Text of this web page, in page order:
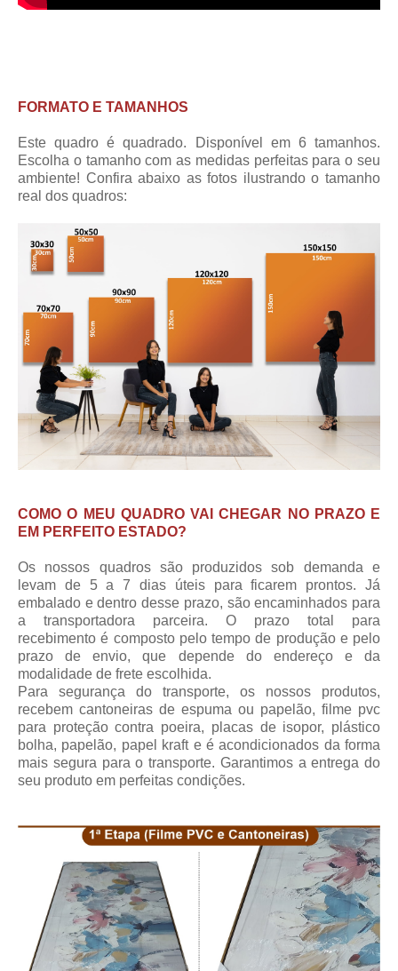
FORMATO E TAMANHOS
Este quadro é quadrado. Disponível em 6 tamanhos.
Escolha o tamanho com as medidas perfeitas para o seu
ambiente! Confira abaixo as fotos ilustrando o tamanho
real dos quadros:
COMO O MEU QUADRO VAI CHEGAR NO PRAZO E
EM PERFEITO ESTADO?
Os nossos quadros são produzidos sob demanda e
levam de 5 a 7 dias úteis para ficarem prontos. Já
embalado e dentro desse prazo, são encaminhados para
a transportadora parceira. O prazo total para
recebimento é composto pelo tempo de produção e pelo
prazo de envio, que depende do endereço e da
modalidade de frete escolhida.
Para segurança do transporte, os nossos produtos,
recebem cantoneiras de espuma ou papelão, filme pvc
para proteção contra poeira, placas de isopor, plástico
bolha, papelão, papel kraft e é acondicionados da forma
mais segura para o transporte. Garantimos a entrega do
seu produto em perfeitas condições.